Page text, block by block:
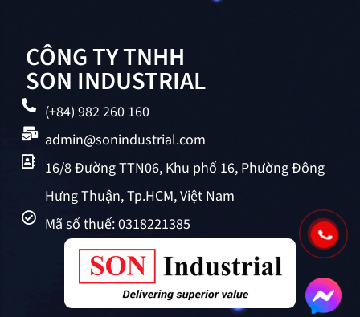
CÔNG TY TNHH
SON INDUSTRIAL
(+84) 982 260 160
admin@sonindustrial.com
16/8 Đường TTN06, Khu phố 16, Phường Đông
Hưng Thuận, Tp.HCM, Việt Nam
Mã số thuế: 0318221385